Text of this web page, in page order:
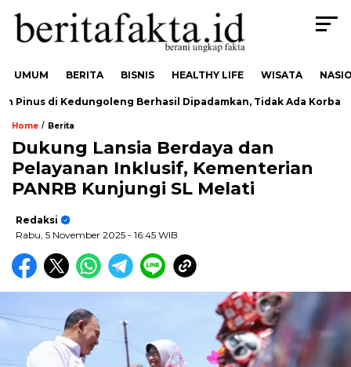
UMUM BERITA BISNIS HEALTHY LIFE WISATA
di Kedungoleng Berhasil Dipadamkan, Tidak Ada Korban
Home / Berita
Dukung Lansia Berdaya dan
Pelayanan Inklusif, Kementerian
PANRB Kunjungi SL Melati
Redaksi
Rabu, 5 November 2025 - 16:45 WIB